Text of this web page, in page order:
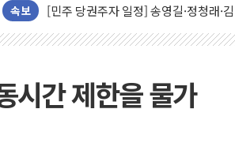
속보
李대통령, 오늘 부동산 정책 점검 2차
[오늘의 정치일정] 8월 7일(금)
이란, 美·이스라엘 선박 호르무즈 통
유럽증시, 견조한 실적 소화하며 대부
시간 제한을 물가